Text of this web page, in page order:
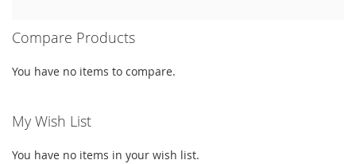
Compare Products
You have no items to compare.
My Wish List
You have no items in your wish list.